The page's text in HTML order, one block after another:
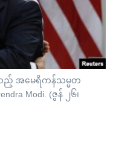
ည့် အမေရိကန်သမ္မတ
Modi. (ဇွန် ၂၆၊